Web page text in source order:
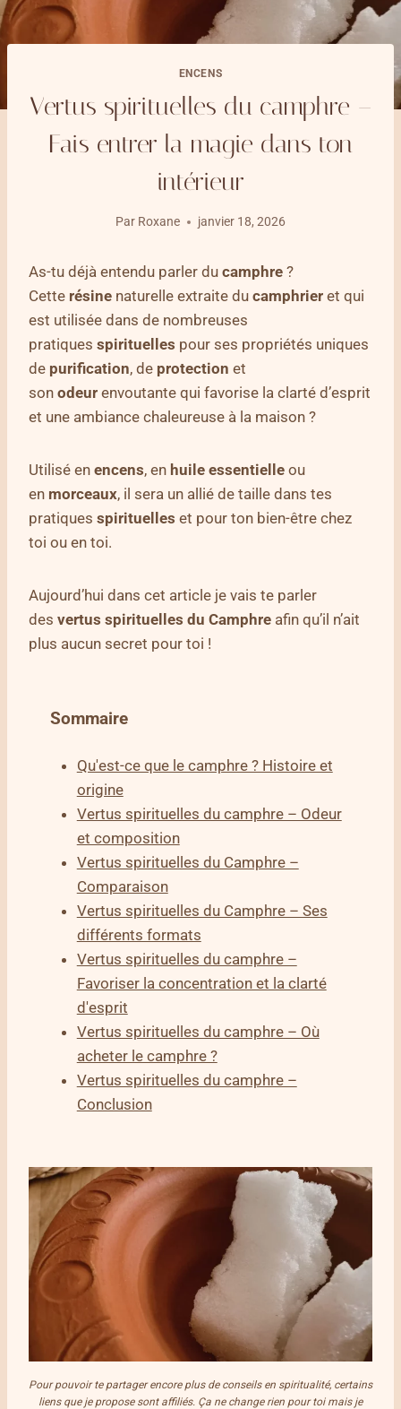
ENCENS
Vertus spirituelles du camphre –
Fais entrer la magie dans ton
intérieur
Par Roxane janvier 18, 2026
As-tu déjà entendu parler du camphre ?
Cette résine naturelle extraite du camphrier et qui
est utilisée dans de nombreuses
pratiques spirituelles pour ses propriétés uniques
de purification, de protection et
son odeur envoutante qui favorise la clarté d’esprit
et une ambiance chaleureuse à la maison ?
Utilisé en encens, en huile essentielle ou
en morceaux, il sera un allié de taille dans tes
pratiques spirituelles et pour ton bien-être chez
toi ou en toi.
Aujourd’hui dans cet article je vais te parler
des vertus spirituelles du Camphre afin qu’il n’ait
plus aucun secret pour toi !
Sommaire
Qu'est-ce que le camphre ? Histoire et
origine
Vertus spirituelles du camphre – Odeur
et composition
Vertus spirituelles du Camphre –
Comparaison
Vertus spirituelles du Camphre – Ses
différents formats
Vertus spirituelles du camphre –
Favoriser la concentration et la clarté
d'esprit
Vertus spirituelles du camphre – Où
acheter le camphre ?
Vertus spirituelles du camphre –
Conclusion
Pour pouvoir te partager encore plus de conseils en spiritualité, certains
liens que je propose sont affiliés. Ça ne change rien pour toi mais je